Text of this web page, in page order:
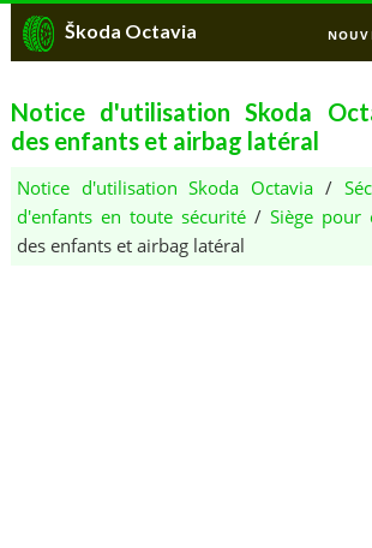
Škoda Octavia
Notice d'utilisation Skoda
des enfants et airbag latéral
Notice d'utilisation Skoda Octavia /
d'enfants en toute sécurité/Siège pour
des enfants et airbag latéral